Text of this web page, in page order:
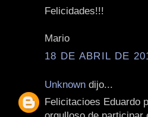
Felicidades!!!
Mario
18 DE ABRIL DE
Unknown dijo...
Felicitacioes Eduardo